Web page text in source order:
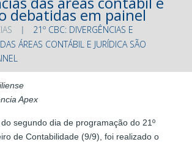
debatidas em painel
21º CBC: DIVERGÊNCIAS E
ÁREAS CONTÁBIL E JURÍDICA SÃO
Apex
segundo dia de programação do 21º
de Contabilidade (9/9), foi realizado o